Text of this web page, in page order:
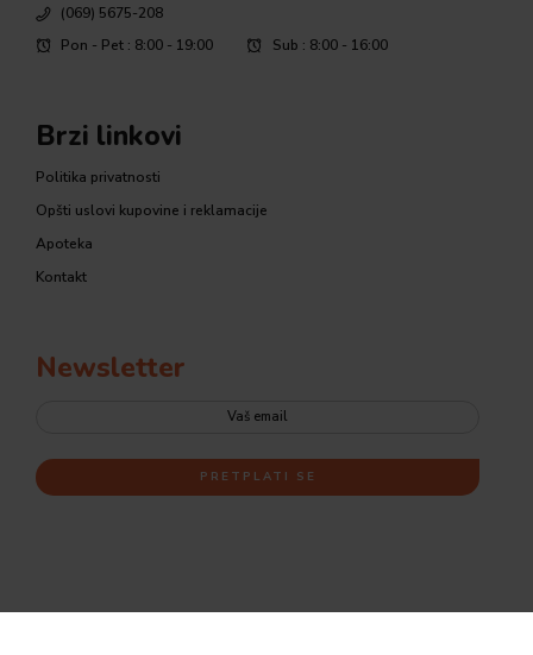
(069) 5675-208
Pon - Pet : 8:00 - 19:00
Sub : 8:00 - 16:00
Brzi linkovi
Politika privatnosti
Opšti uslovi kupovine i reklamacije
Apoteka
Kontakt
Newsletter